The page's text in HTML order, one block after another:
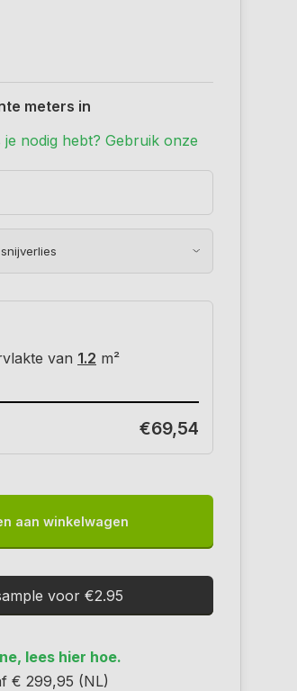
meters in
nodig hebt? Gebruik onze
van 1.2 m²
€69,54
aan winkelwagen
voor €2.95
lees hier hoe.
€ 299,95 (NL)